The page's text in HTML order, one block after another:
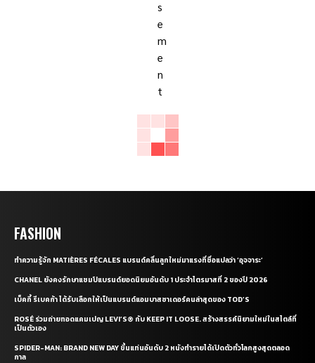
FASHION
ทำความรู้จัก MATIÈRES FÉCALES แบรนด์คลื่นลูกใหม่มาแรงที่ชื่อแปลว่า ‘อุจจาระ’
CHANEL ยังคงรักษาแชมป์แบรนด์ยอดนิยมอันดับ 1 ประจำไตรมาสที่ 2 ของปี 2026
เบ็คกี้ รีเบคก้า ได้รับเลือกให้เป็นแบรนด์แอมบาสซาเดอร์คนล่าสุดของ TOD’S
ROSÉ ร่วมถ่ายทอดแคมเปญ LEVI’S® กับ KEEP IT LOOSE. สร้างสรรค์นิยามใหม่ในสไตล์ที่
เป็นตัวเอง
SPIDER-MAN: BRAND NEW DAY ขึ้นแท่นอันดับ 2 หนังทำรายได้เปิดตัวทั่วโลกสูงสุดตลอด
กาล